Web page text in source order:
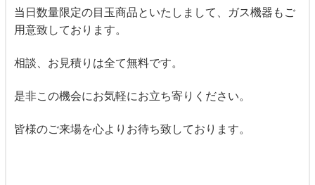
当日数量限定の目玉商品といたしまして、ガス機器もご
用意致しております。
相談、お見積りは全て無料です。
是非この機会にお気軽にお立ち寄りください。
皆様のご来場を心よりお待ち致しております。